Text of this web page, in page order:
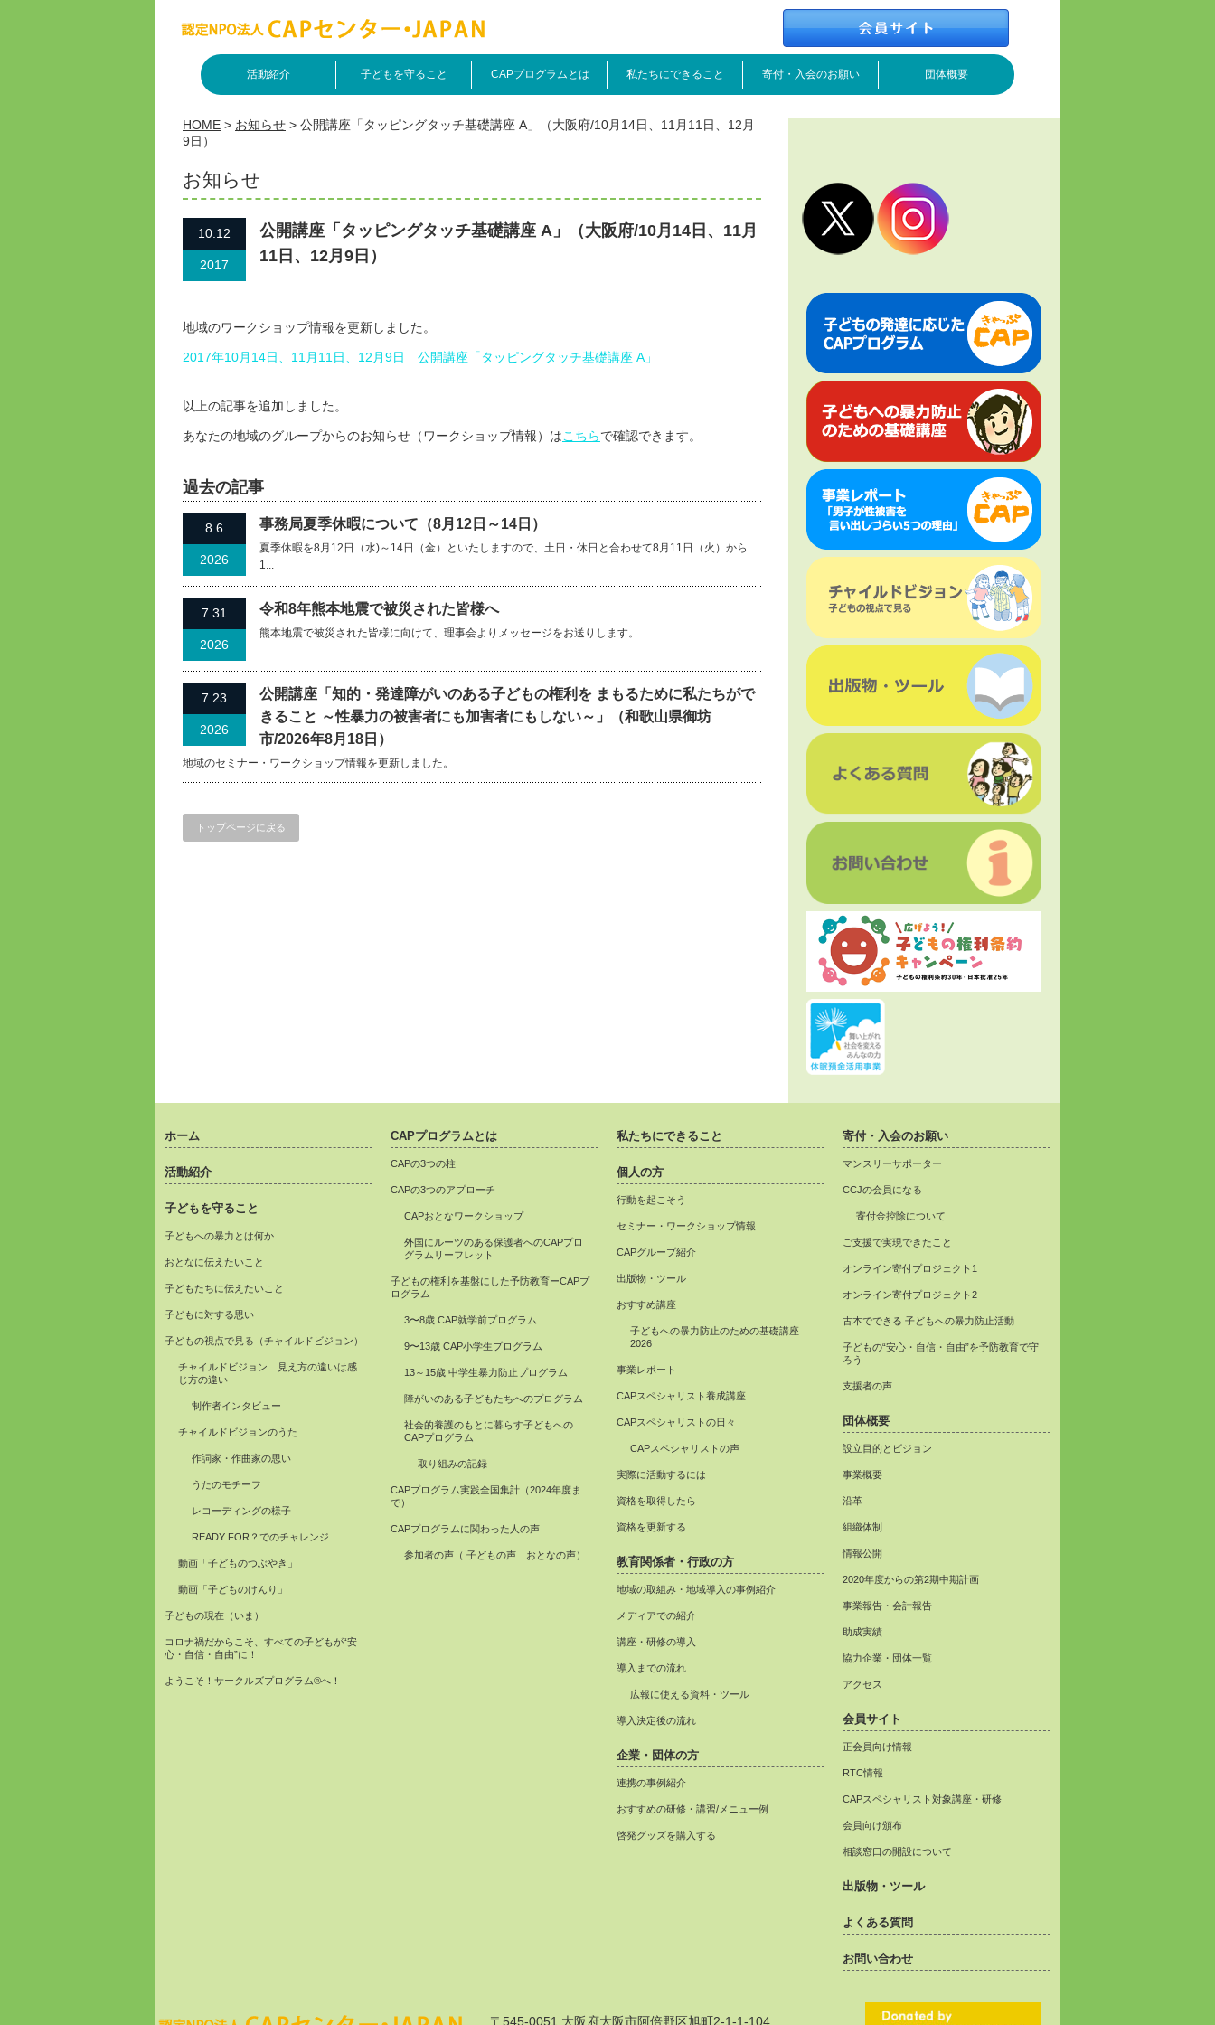
活動紹介 子どもを守ること CAPプログラムとは 私たちにできること 寄付・入会のお願い 団体概要
HOME > お知らせ > 公開講座「タッピングタッチ基礎講座 A」（大阪府/10月14日、11月11日、12月
9日）
お知らせ
10.12
2017
公開講座「タッピングタッチ基礎講座 A」（大阪府/10月14日、11月
11日、12月9日）
地域のワークショップ情報を更新しました。
2017年10月14日、11月11日、12月9日 公開講座「タッピングタッチ基礎講座 A」
以上の記事を追加しました。
あなたの地域のグループからのお知らせ（ワークショップ情報）はこちらで確認できます。
過去の記事
8.6
2026
事務局夏季休暇について（8月12日～14日）
夏季休暇を8月12日（水)～14日（金）といたしますので、土日・休日と合わせて8月11日（火）から
1...
7.31
2026
令和8年熊本地震で被災された皆様へ
熊本地震で被災された皆様に向けて、理事会よりメッセージをお送りします。
7.23
2026
公開講座「知的・発達障がいのある子どもの権利を まもるために私たちがで
きること ～性暴力の被害者にも加害者にもしない～」（和歌山県御坊
市/2026年8月18日）
地域のセミナー・ワークショップ情報を更新しました。
トップページに戻る
ホーム
活動紹介
子どもを守ること
子どもへの暴力とは何か
おとなに伝えたいこと
子どもたちに伝えたいこと
子どもに対する思い
子どもの視点で見る（チャイルドビジョン）
チャイルドビジョン 見え方の違いは感
じ方の違い
制作者インタビュー
チャイルドビジョンのうた
作詞家・作曲家の思い
うたのモチーフ
レコーディングの様子
READY FOR？でのチャレンジ
動画「子どものつぶやき」
動画「子どものけんり」
子どもの現在（いま）
コロナ禍だからこそ、すべての子どもが“安
心・自信・自由”に！
ようこそ！サークルズプログラム®へ！
CAPプログラムとは
CAPの3つの柱
CAPの3つのアプローチ
CAPおとなワークショップ
外国にルーツのある保護者へのCAPプロ
グラムリーフレット
子どもの権利を基盤にした予防教育ーCAPプ
ログラム
3〜8歳 CAP就学前プログラム
9〜13歳 CAP小学生プログラム
13～15歳 中学生暴力防止プログラム
障がいのある子どもたちへのプログラム
社会的養護のもとに暮らす子どもへの
CAPプログラム
取り組みの記録
CAPプログラム実践全国集計（2024年度ま
で）
CAPプログラムに関わった人の声
参加者の声（ 子どもの声 おとなの声）
私たちにできること
個人の方
行動を起こそう
セミナー・ワークショップ情報
CAPグループ紹介
出版物・ツール
おすすめ講座
子どもへの暴力防止のための基礎講座
2026
事業レポート
CAPスペシャリスト養成講座
CAPスペシャリストの日々
CAPスペシャリストの声
実際に活動するには
資格を取得したら
資格を更新する
教育関係者・行政の方
地域の取組み・地域導入の事例紹介
メディアでの紹介
講座・研修の導入
導入までの流れ
広報に使える資料・ツール
導入決定後の流れ
企業・団体の方
連携の事例紹介
おすすめの研修・講習/メニュー例
啓発グッズを購入する
寄付・入会のお願い
マンスリーサポーター
CCJの会員になる
寄付金控除について
ご支援で実現できたこと
オンライン寄付プロジェクト1
オンライン寄付プロジェクト2
古本でできる 子どもへの暴力防止活動
子どもの“安心・自信・自由”を予防教育で守
ろう
支援者の声
団体概要
設立目的とビジョン
事業概要
沿革
組織体制
情報公開
2020年度からの第2期中期計画
事業報告・会計報告
助成実績
協力企業・団体一覧
アクセス
会員サイト
正会員向け情報
RTC情報
CAPスペシャリスト対象講座・研修
会員向け頒布
相談窓口の開設について
出版物・ツール
よくある質問
お問い合わせ
〒545-0051 大阪府大阪市阿倍野区旭町2-1-1-104